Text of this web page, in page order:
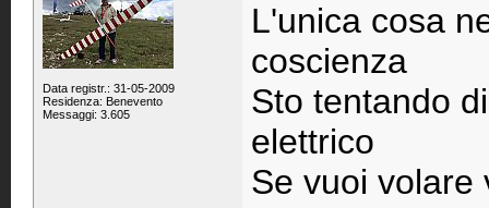
Data registr.: 31-05-2009
Residenza: Benevento
Messaggi: 3.605
L'unica cosa
coscienza
Sto tentando
elettrico
Se vuoi volare